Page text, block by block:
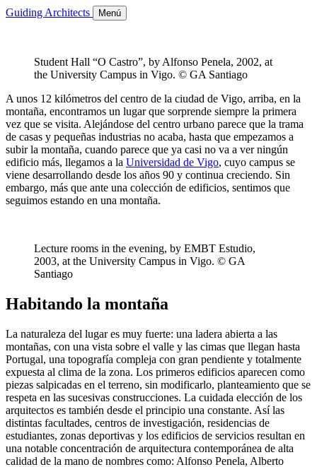
Guiding Architects Menú
Student Hall “O Castro”, by Alfonso Penela, 2002, at
the University Campus in Vigo. © GA Santiago
A unos 12 kilómetros del centro de la ciudad de Vigo, arriba, en la
montaña, encontramos un lugar que sorprende siempre la primera
vez que se visita. Alejándose del centro urbano parece que la trama
de casas y pequeñas industrias no acaba, hasta que empezamos a
subir la montaña, cuando parece que ya casi no va a ver ningún
edificio más, llegamos a la Universidad de Vigo, cuyo campus se
viene desarrollando desde los años 90 y continua creciendo. Sin
embargo, más que ante una colección de edificios, sentimos que
seguimos estando en una montaña.
Lecture rooms in the evening, by EMBT Estudio,
2003, at the University Campus in Vigo. © GA
Santiago
Habitando la montaña
La naturaleza del lugar es muy fuerte: una ladera abierta a las
montañas, con una vista sobre el valle y las cimas que llegan hasta
Portugal, una topografía compleja con gran pendiente y totalmente
expuesta al clima de la zona. Los primeros edificios aparecen como
piezas salpicadas en el terreno, sin modificarlo, planteamiento que se
respeta en las sucesivas construcciones. La cuidada elección de los
arquitectos es también desde el principio una constante. Así las
distintas facultades, centros de investigación, residencias de
estudiantes, zonas deportivas y los edificios de servicios resultan en
una notable concentración de arquitectura contemporánea de alta
calidad de la mano de nombres como: Alfonso Penela, Alberto